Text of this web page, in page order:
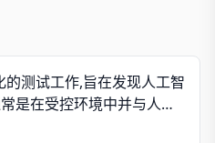
测试工作,旨在发现人工智
是在受控环境中并与人工